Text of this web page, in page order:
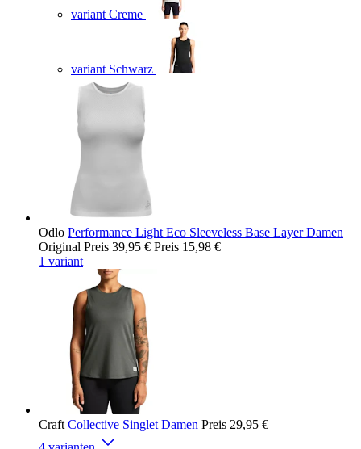
variant Creme
variant Schwarz
Odlo Performance Light Eco Sleeveless Base Layer Damen
Original Preis 39,95 € Preis 15,98 €
1 variant
Craft Collective Singlet Damen Preis 29,95 €